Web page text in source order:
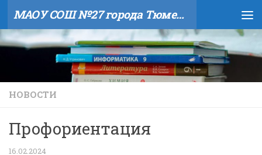
Skip to content МАОУ СОШ №27 города Тюмени
НОВОСТИ
Профориентация
16.02.2024